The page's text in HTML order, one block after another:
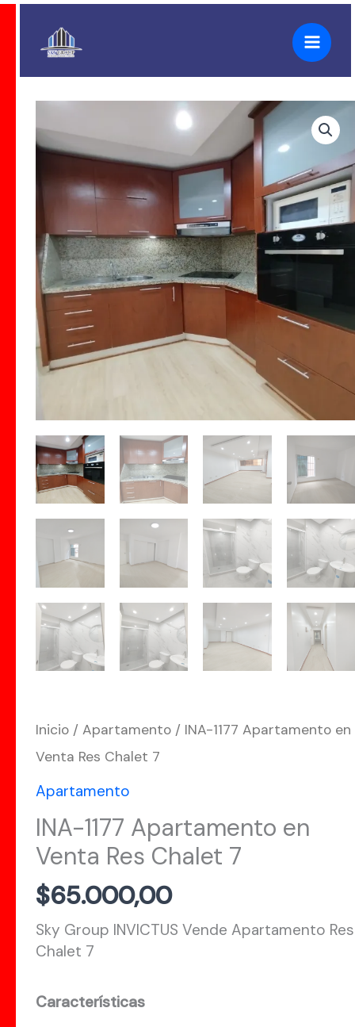
Inicio / Apartamento / INA-1177 Apartamento en
Venta Res Chalet 7
Apartamento
INA-1177 Apartamento en
Venta Res Chalet 7
$65.000,00
Sky Group INVICTUS Vende Apartamento Res
Chalet 7
Características